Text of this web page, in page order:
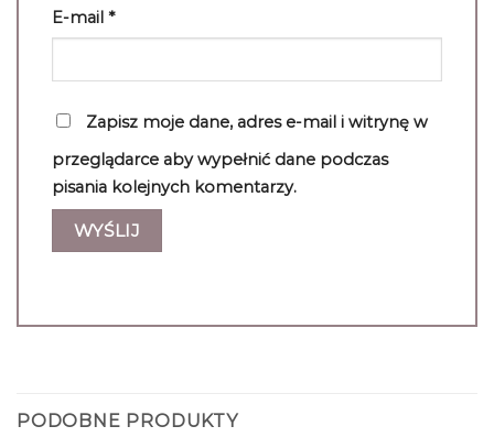
E-mail *
Zapisz moje dane, adres e-mail i witrynę w
przeglądarce aby wypełnić dane podczas
pisania kolejnych komentarzy.
PODOBNE PRODUKTY